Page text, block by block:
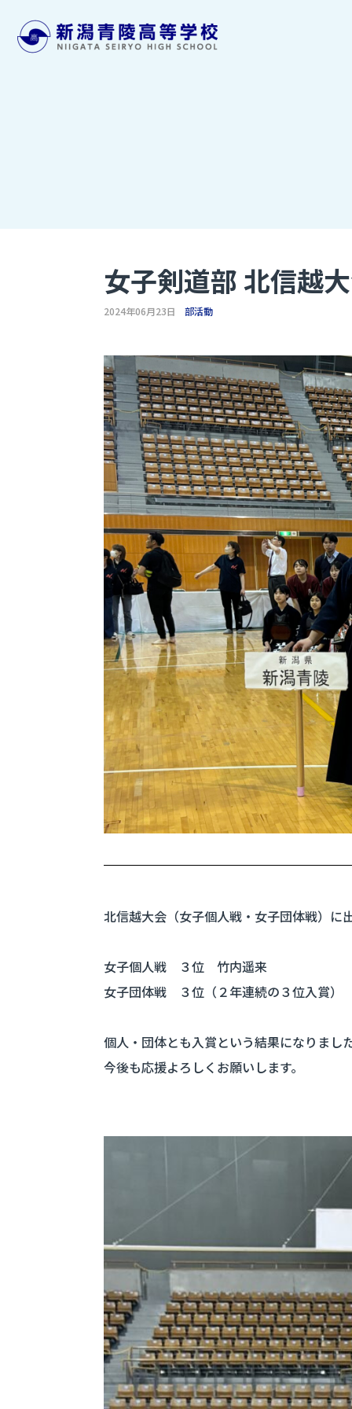
女子剣道部 北信越
2024年06月23日 部活動
北信越大会（女子個人戦・女子団体戦）に
女子個人戦 ３位 竹内遥来
女子団体戦 ３位（２年連続の３位入賞）
個人・団体とも入賞という結果になりまし
今後も応援よろしくお願いします。